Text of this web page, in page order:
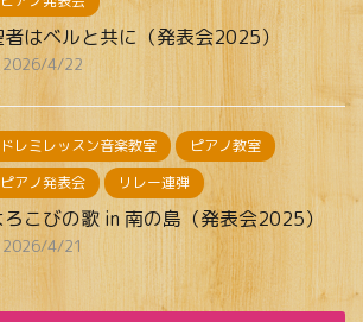
者はベルと共に（発表会2025）
2026/4/22
ドレミレッスン音楽教室
ピアノ教室
ピアノ発表会
リレー連弾
ろこびの歌 in 南の島（発表会2025）
2026/4/21